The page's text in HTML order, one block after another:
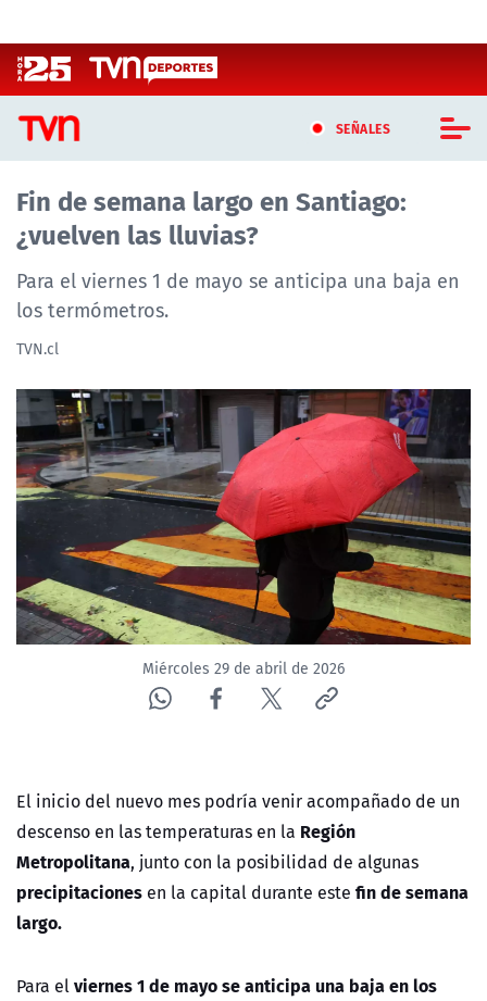
SEÑALES
CASTING MASTERCHEF CHILE
CASTING TVN VERTICAL
TVN VERTICAL
TVN PLAY
PROGRAMAS
TELESERIES
NTV
ACTUALIDAD Y TENDENCIAS
CORPORATIVO Y TRANSPARENCIA
CANAL DE DENUNCIAS
Fin de semana largo en Santiago:
¿vuelven las lluvias?
Para el viernes 1 de mayo se anticipa una baja en
los termómetros.
TVN.cl
Miércoles 29 de abril de 2026
El inicio del nuevo mes podría venir acompañado de un
descenso en las temperaturas en la Región
Metropolitana, junto con la posibilidad de algunas
precipitaciones en la capital durante este fin de semana
largo.
Para elviernes 1 de mayo se anticipa una baja en los